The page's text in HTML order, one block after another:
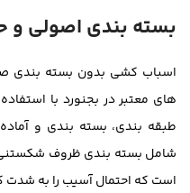
بسته بندی اصولی و
اسباب کشی بدون بسته بندی
های معتبر در بجنورد با
طبقه بندی، بسته بندی و
شامل بسته بندی ظروف
است که احتمال آسیب را به